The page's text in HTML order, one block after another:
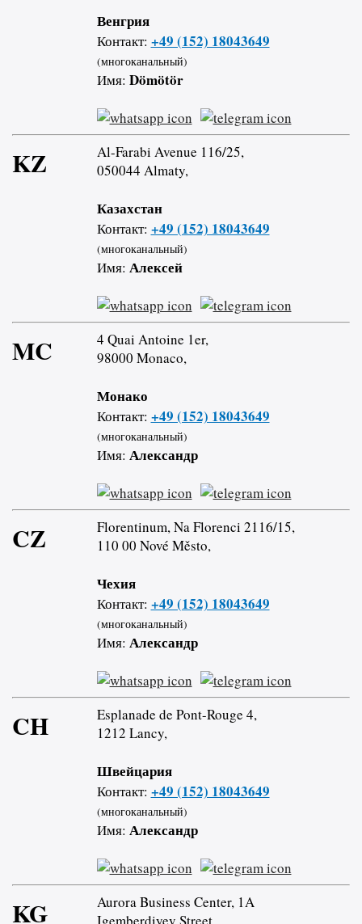
Венгрия
Контакт: +49 (152) 18043649
(многоканальный)
Имя: Dömötör
KZ
Al-Farabi Avenue 116/25,
050044 Almaty,
Казахстан
Контакт: +49 (152) 18043649
(многоканальный)
Имя: Алексей
MC
4 Quai Antoine 1er,
98000 Monaco,
Монако
Контакт: +49 (152) 18043649
(многоканальный)
Имя: Александр
CZ
Florentinum, Na Florenci 2116/15,
110 00 Nové Město,
Чехия
Контакт: +49 (152) 18043649
(многоканальный)
Имя: Александр
CH
Esplanade de Pont-Rouge 4,
1212 Lancy,
Швейцария
Контакт: +49 (152) 18043649
(многоканальный)
Имя: Александр
KG
Aurora Business Center, 1A